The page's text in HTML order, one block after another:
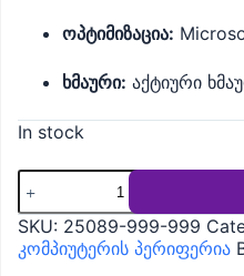
ოპტიმიზაცია:
ხმაური: აქტიური
In stock
ყურსასმენი
Jabra
Evolve2
50
MS
SKU: 25089-999-999
კომპიუტერის პერიფერია